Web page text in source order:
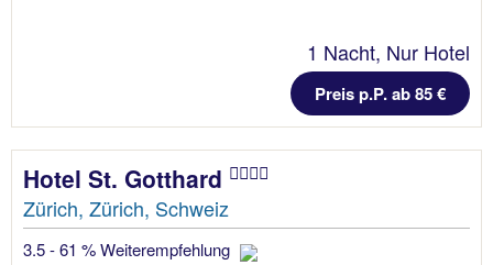
1 Nacht, Nur Hotel
Preis p.P. ab 85 €
Hotel St. Gotthard
Zürich, Zürich, Schweiz
3.5 - 61 % Weiterempfehlung